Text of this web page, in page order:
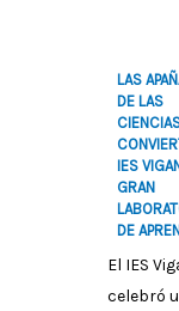
LAS
DE LAS
IES
GRAN
DE
El IES
celebró